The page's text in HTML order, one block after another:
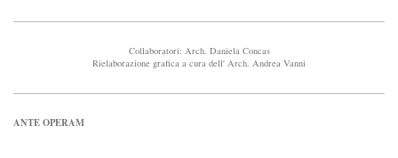
Collaboratori: Arch. Daniela Concas
Rielaborazione grafica a cura dell' Arch. Andrea Vanni
ANTE OPERAM